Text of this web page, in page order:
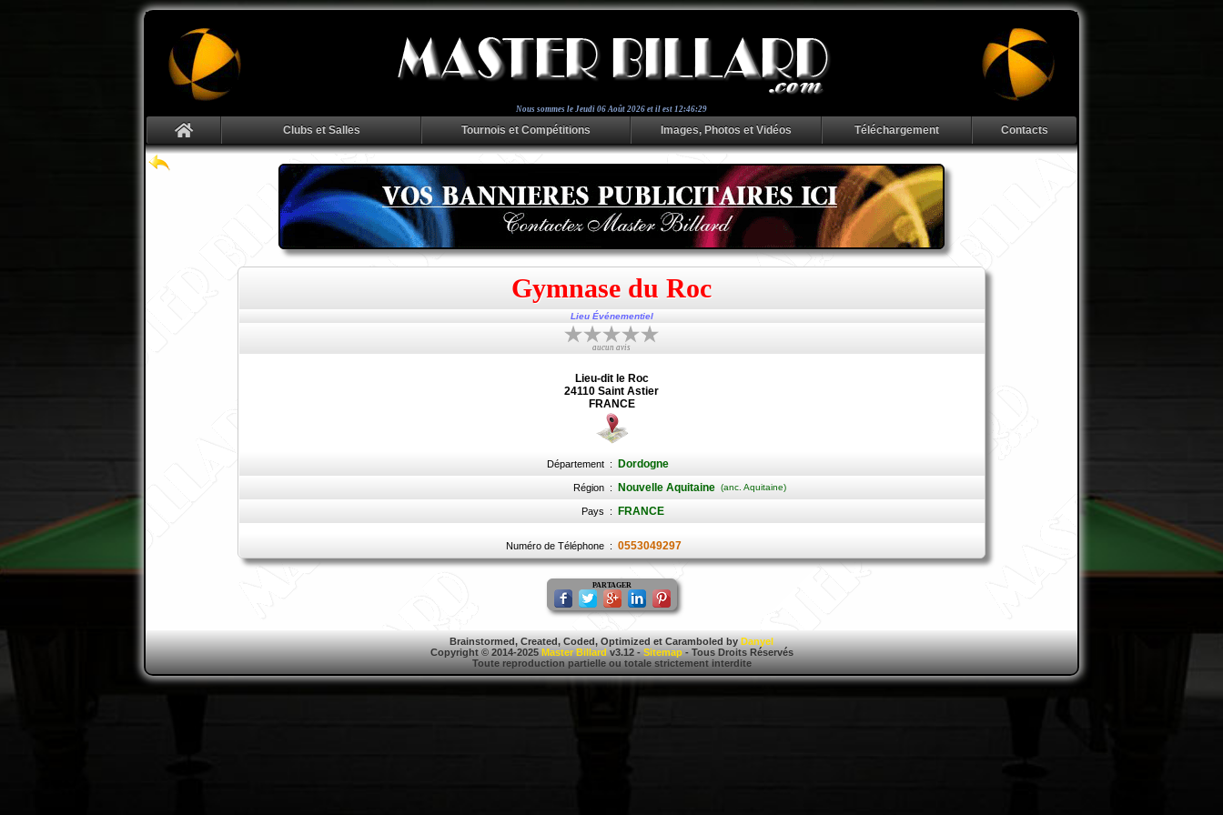
Nous sommes le Jeudi 06 Août 2026 et il est 12:46:29
Clubs et Salles Tournois et Compétitions Images, Photos et Vidéos Téléchargement Contacts
Gymnase du Roc
Lieu Événementiel
aucun avis
Lieu-dit le Roc
24110 Saint Astier
FRANCE
Département : Dordogne
Région : Nouvelle Aquitaine (anc. Aquitaine)
Pays : FRANCE
Numéro de Téléphone : 0553049297
PARTAGER
Brainstormed, Created, Coded, Optimized et Caramboled by Danyel
Copyright © 2014-2025Master Billardv3.12 -Sitemap- Tous Droits Réservés
Toute reproduction partielle ou totale strictement interdite